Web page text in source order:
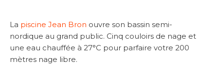
La piscine Jean Bron ouvre son bassin semi-
nordique au grand public. Cinq couloirs de nage et
une eau chauffée à 27°C pour parfaire votre 200
mètres nage libre.